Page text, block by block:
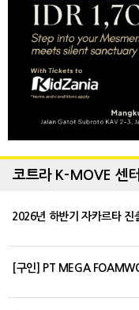
코트라 K-MOVE 센터
2026년 하반기 자카르타 진
[구인] PT MEGA